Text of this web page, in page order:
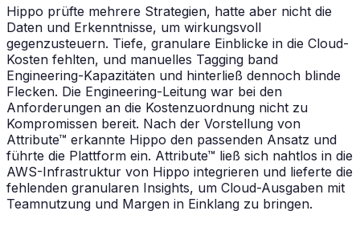
Hippo prüfte mehrere Strategien, hatte aber nicht die
Daten und Erkenntnisse, um wirkungsvoll
gegenzusteuern. Tiefe, granulare Einblicke in die Cloud-
Kosten fehlten, und manuelles Tagging band
Engineering-Kapazitäten und hinterließ dennoch blinde
Flecken. Die Engineering-Leitung war bei den
Anforderungen an die Kostenzuordnung nicht zu
Kompromissen bereit. Nach der Vorstellung von
Attribute™ erkannte Hippo den passenden Ansatz und
führte die Plattform ein. Attribute™ ließ sich nahtlos in die
AWS-Infrastruktur von Hippo integrieren und lieferte die
fehlenden granularen Insights, um Cloud-Ausgaben mit
Teamnutzung und Margen in Einklang zu bringen.